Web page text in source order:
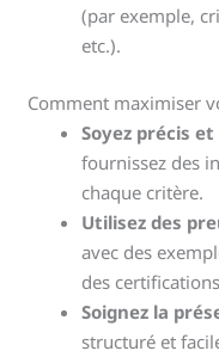
(par exemple,
etc.).
Comment maximiser
Soyez précis
fournissez des
chaque critère.
Utilisez des
avec des
des
Soignez la
structuré et